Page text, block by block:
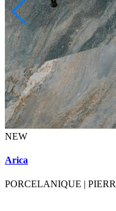
NEW
Arica
PORCELANIQUE |